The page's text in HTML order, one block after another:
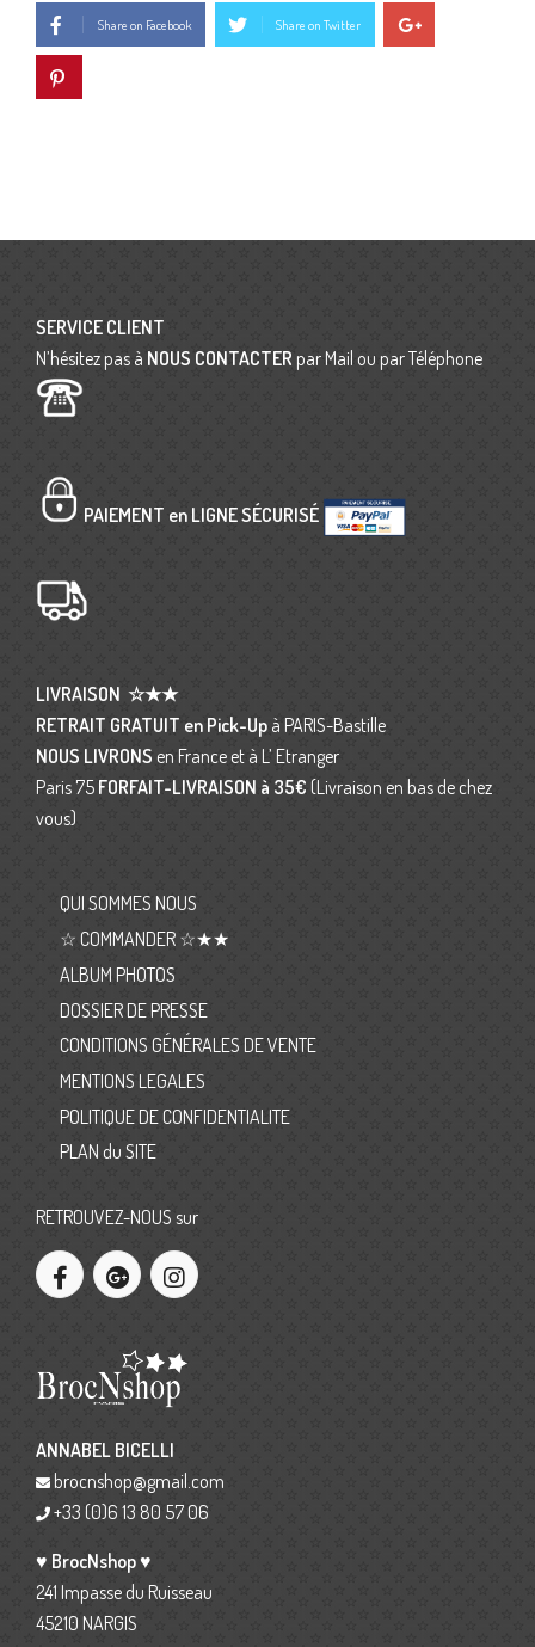
Share on Facebook Share on Twitter
SERVICE CLIENT
N’hésitez pas à NOUS CONTACTER par Mail ou par Téléphone
PAIEMENT en LIGNE SÉCURISÉ
LIVRAISON ☆★★
RETRAIT GRATUIT en Pick-Up à PARIS-Bastille
NOUS LIVRONS en France et à L’ Etranger
Paris 75 FORFAIT-LIVRAISON à 35€ (Livraison en bas de chez
vous)
QUI SOMMES NOUS
☆ COMMANDER ☆★★
ALBUM PHOTOS
DOSSIER DE PRESSE
CONDITIONS GÉNÉRALES DE VENTE
MENTIONS LEGALES
POLITIQUE DE CONFIDENTIALITE
PLAN du SITE
RETROUVEZ-NOUS sur
ANNABEL BICELLI
brocnshop@gmail.com
+33 (0)6 13 80 57 06
♥ BrocNshop ♥
241 Impasse du Ruisseau
45210 NARGIS